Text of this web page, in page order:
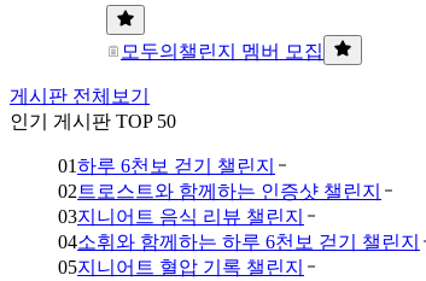
모두의챌린지 멤버 모집
게시판 전체보기
인기 게시판 TOP 50
01하루 6천보 걷기 챌린지
02 트로스트와 함께하는 인증샷 챌린지
03지니어트 음식 리뷰 챌린지
04소휘와 함께하는 하루 6천보 걷기 챌린지
05지니어트 혈압 기록 챌린지